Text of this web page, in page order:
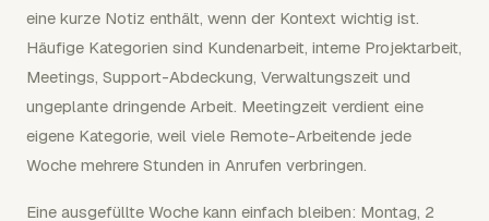
eine kurze Notiz enthält, wenn der Kontext wichtig ist.
Häufige Kategorien sind Kundenarbeit, interne Projektarbeit,
Meetings, Support-Abdeckung, Verwaltungszeit und
ungeplante dringende Arbeit. Meetingzeit verdient eine
eigene Kategorie, weil viele Remote-Arbeitende jede
Woche mehrere Stunden in Anrufen verbringen.
Eine ausgefüllte Woche kann einfach bleiben: Montag, 2